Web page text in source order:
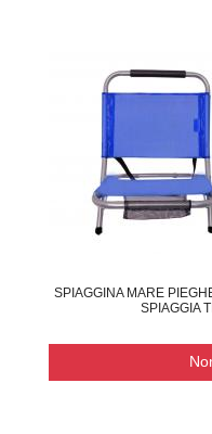
SPIAGGINA MARE
SPIAGGIA